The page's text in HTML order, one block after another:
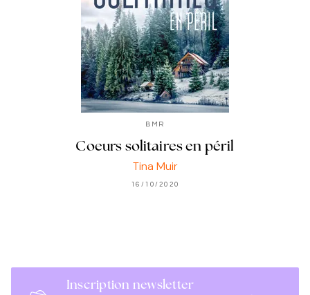
BMR
Coeurs solitaires en péril
Tina Muir
16/10/2020
Inscription newsletter